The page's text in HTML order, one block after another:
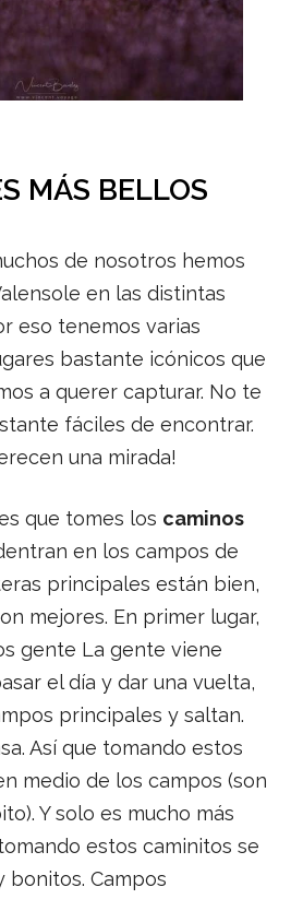
MÁS BELLOS
de nosotros hemos
en las distintas
eso tenemos varias
bastante icónicos que
a querer capturar. No te
fáciles de encontrar.
una mirada!
que tomes los caminos
en los campos de
principales están bien,
mejores. En primer lugar,
gente La gente viene
el día y dar una vuelta,
principales y saltan.
Así que tomando estos
medio de los campos (son
Y solo es mucho más
estos caminitos se
bonitos. Campos